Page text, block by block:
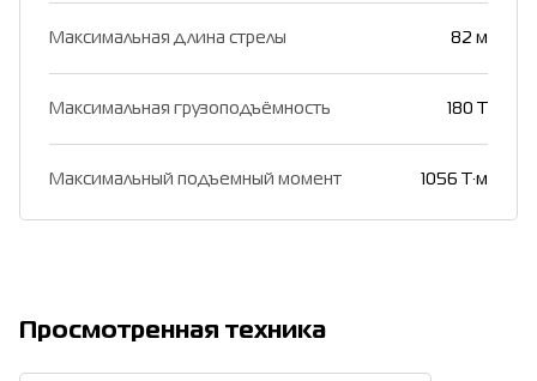
Максимальная длина стрелы 82 м
Максимальная грузоподъёмность 180 Т
Максимальный подъемный момент 1056 Т·м
Просмотренная техника